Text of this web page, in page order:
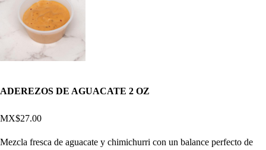
ADEREZOS DE AGUACATE 2 OZ
MX$27.00
Mezcla fresca de aguacate y chimichurri con un balance perfecto de